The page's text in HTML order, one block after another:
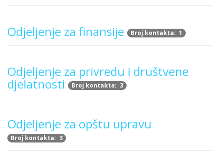
Odjeljenje za finansije Broj kontakta: 1
Odjeljenje za privredu i društvene
djelatnosti Broj kontakta: 3
Odjeljenje za opštu upravu
Broj kontakta: 3